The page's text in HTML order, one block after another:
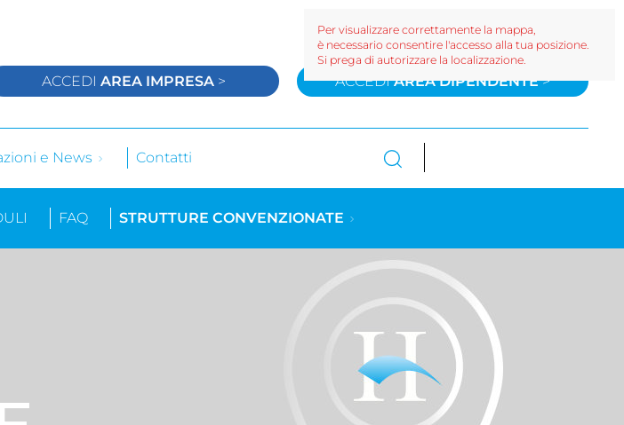
ACCEDIAREA IMPRESA > ACCEDIAREA DIPENDENTE>
e News Contatti
FAQ STRUTTURE CONVENZIONATE
Per visualizzare correttamente la mappa,
è necessario consentire l'accesso alla tua posizione.
Si prega di autorizzare la localizzazione.